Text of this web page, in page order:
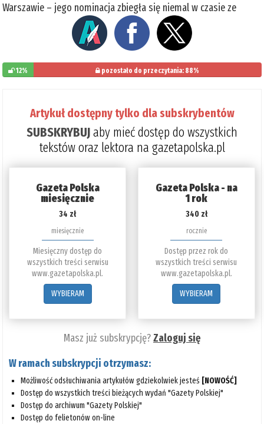
Warszawie – jego nominacja zbiegła się niemal w czasie ze
12% pozostało do przeczytania: 88%
Artykuł dostępny tylko dla subskrybentów
SUBSKRYBUJaby mieć dostęp do wszystkich
tekstów oraz lektora na gazetapolska.pl
Gazeta Polska
miesięcznie
34 zł
miesięcznie
Miesięczny dostęp do
wszystkich treści serwisu
www.gazetapolska.pl.
WYBIERAM
Gazeta Polska - na
1 rok
340 zł
rocznie
Dostęp przez rok do
wszystkich treści serwisu
www.gazetapolska.pl.
WYBIERAM
Masz już subskrypcję?Zaloguj się
W ramach subskrypcji otrzymasz:
Możliwość odsłuchiwania artykułów gdziekolwiek jesteś [NOWOŚĆ]
Dostęp do wszystkich treści bieżących wydań "Gazety Polskiej"
Dostęp do archiwum "Gazety Polskiej"
Dostęp do felietonów on-line